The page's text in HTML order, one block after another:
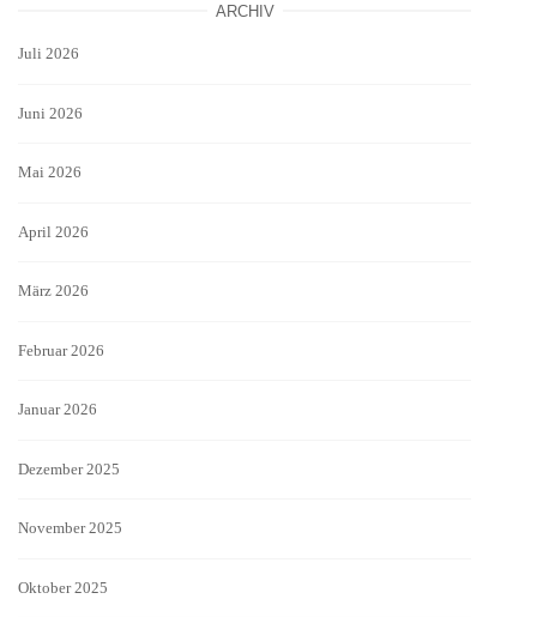
ARCHIV
Juli 2026
Juni 2026
Mai 2026
April 2026
März 2026
Februar 2026
Januar 2026
Dezember 2025
November 2025
Oktober 2025